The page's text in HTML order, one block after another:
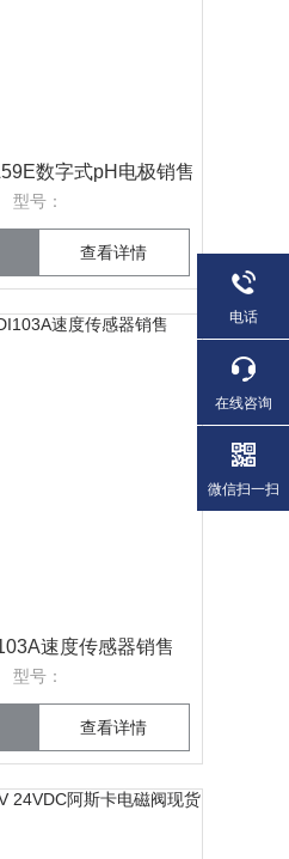
数字式pH电极销售
型号：
查看详情
速度传感器销售
型号：
查看详情
电话
在线咨询
微信扫一扫